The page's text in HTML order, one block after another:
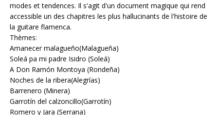
modes et tendences. Il s'agit d'un document magique qui rend
accessible un des chapitres les plus hallucinants de l'histoire de
la guitare flamenca.
Thèmes:
Amanecer malagueño(Malagueña)
Soleá pa mi padre Isidro (Soleá)
A Don Ramón Montoya (Rondeña)
Noches de la ribera(Alegrías)
Barrenero (Minera)
Garrotín del calzoncillo(Garrotín)
Romero y Jara (Serrana)